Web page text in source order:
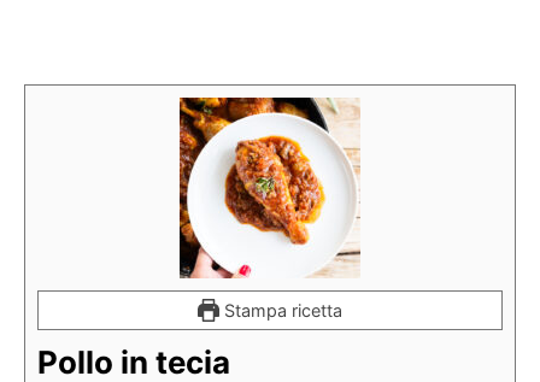
Stampa ricetta
Pollo in tecia